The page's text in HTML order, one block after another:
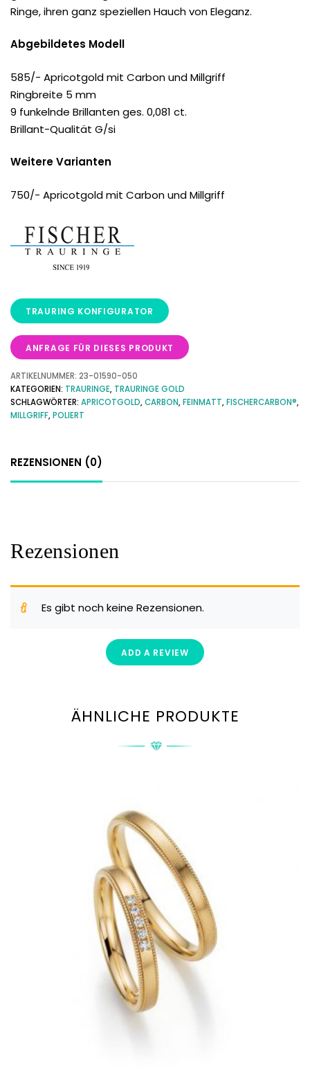
Ringe, ihren ganz speziellen Hauch von Eleganz.
Abgebildetes Modell
585/- Apricotgold mit Carbon und Millgriff
Ringbreite 5 mm
9 funkelnde Brillanten ges. 0,081 ct.
Brillant-Qualität G/si
Weitere Varianten
750/- Apricotgold mit Carbon und Millgriff
ANFRAGE FÜR DIESES PRODUKT
ARTIKELNUMMER: 23-01590-050
KATEGORIEN: TRAURINGE, TRAURINGE GOLD
SCHLAGWÖRTER: APRICOTGOLD,CARBON,FEINMATT,FISCHERCARBON®,
MILLGRIFF,POLIERT
REZENSIONEN (0)
Rezensionen
Es gibt noch keine Rezensionen.
ADD A REVIEW
ÄHNLICHE PRODUKTE